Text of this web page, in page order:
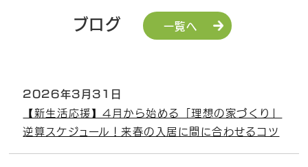
ブログ 一覧へ
2026年3月31日
【新生活応援】4月から始める「理想の家づくり」
逆算スケジュール！来春の入居に間に合わせるコツ